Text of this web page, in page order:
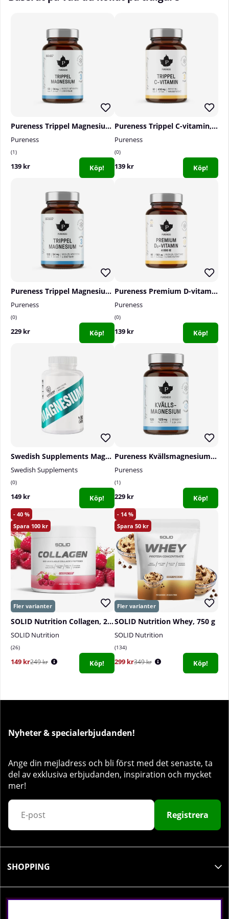
Pureness Trippel Magnesium, 60 caps
Pureness
1
139 kr Köp!
Pureness Trippel C-vitamin, 60 caps
Pureness
0
139 kr Köp!
Pureness Trippel Magnesium, 120 caps
Pureness
0
229 kr Köp!
Pureness Premium D-vitamin 4000 IE, 60 caps
Pureness
0
139 kr Köp!
Swedish Supplements Magnesium Complex, 90 caps
Swedish Supplements
0
149 kr Köp!
Pureness Kvällsmagnesium, 120 caps
Pureness
1
229 kr Köp!
40
100
SOLID Nutrition Collagen, 230 g
SOLID Nutrition
26
149 kr249 kr Köp!
14
50
SOLID Nutrition Whey, 750 g
SOLID Nutrition
134
299 kr349 kr Köp!
Nyheter & specialerbjudanden!
Ange din mejladress och bli först med det senaste, ta
del av exklusiva erbjudanden, inspiration och mycket
mer!
Registrera
SHOPPING